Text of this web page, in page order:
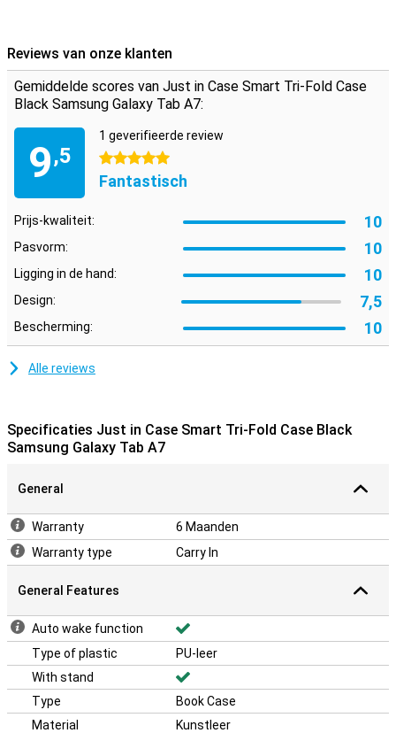
waakfunctie, waardoor je toestel in slaapfunctie gaat als je het
hoesje dichtklapt en weer ontwaakt als je hem opent. Daarnaast
heeft de case een standaard die je in twee hoeken kunt zetten. Je
kunt dus comfortabel een filmpje kijken of een boek lezen op je
Reviews van onze klanten
Gemiddelde scores van Just in Case Smart Tri-Fold Case
Black Samsung Galaxy Tab A7:
9,5
1 geverifieerde review
5 sterren
Fantastisch
Prijs-kwaliteit: 10
Pasvorm: 10
Ligging in de hand: 10
Design: 7,5
Bescherming: 10
Alle reviews
Specificaties Just in Case Smart Tri-Fold Case Black
Samsung Galaxy Tab A7
General
Warranty
6 Maanden
Warranty type
Carry In
General Features
Auto wake function
Type of plastic
PU-leer
With stand
Type
Book Case
Material
Kunstleer